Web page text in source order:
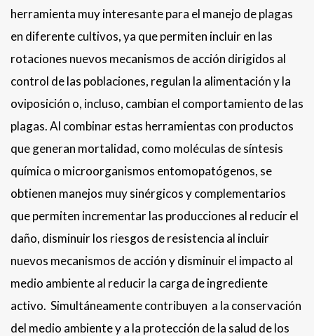
herramienta muy interesante para el manejo de plagas
en diferente cultivos, ya que permiten incluir en las
rotaciones nuevos mecanismos de acción dirigidos al
control de las poblaciones, regulan la alimentación y la
oviposición o, incluso, cambian el comportamiento de las
plagas. Al combinar estas herramientas con productos
que generan mortalidad, como moléculas de síntesis
química o microorganismos entomopatógenos, se
obtienen manejos muy sinérgicos y complementarios
que permiten incrementar las producciones al reducir el
daño, disminuir los riesgos de resistencia al incluir
nuevos mecanismos de acción y disminuir el impacto al
medio ambiente al reducir la carga de ingrediente
activo. Simultáneamente contribuyen a la conservación
del medio ambiente y a la protección de la salud de los